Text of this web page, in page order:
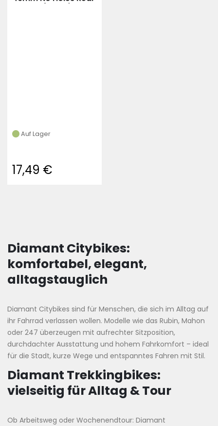
Auf Lager
17,49 €
Diamant Citybikes:
komfortabel, elegant,
alltagstauglich
Diamant Citybikes sind für Menschen, die sich im Alltag auf
ihr Fahrrad verlassen wollen. Modelle wie das Rubin, Mahon
oder 247 überzeugen mit aufrechter Sitzposition,
durchdachter Ausstattung und hohem Fahrkomfort – ideal
für die Stadt, kurze Wege und entspanntes Fahren mit Stil.
Diamant Trekkingbikes:
vielseitig für Alltag & Tour
Ob Arbeitsweg oder Wochenendtour: Diamant